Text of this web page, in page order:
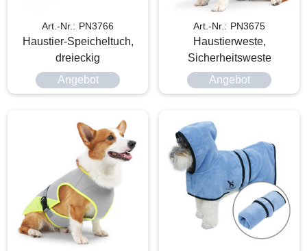
Art.-Nr.: PN3766
Haustier-Speicheltuch,
dreieckig
Angebot
Art.-Nr.: PN3675
Haustierweste,
Sicherheitsweste
Angebot